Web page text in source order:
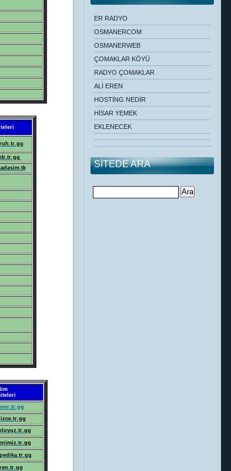
ER RADYO
OSMANERCOM
OSMANERWEB
ÇOMAKLAR KÖYÜ
RADYO ÇOMAKLAR
ALİ EREN
HOSTİNG NEDİR
HİSAR YEMEK
EKLENECEK
SİTEDE ARA